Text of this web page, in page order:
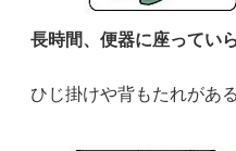
長時間、便器に座ってい
ひじ掛けや背もたれがあ